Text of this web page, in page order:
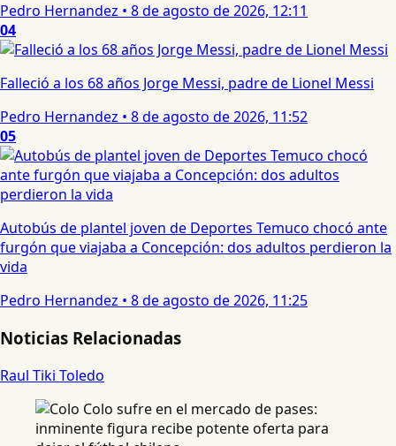
Pedro Hernandez • 8 de agosto de 2026, 12:11
04
Falleció a los 68 años Jorge Messi, padre de Lionel Messi
Pedro Hernandez • 8 de agosto de 2026, 11:52
05
Autobús de plantel joven de Deportes Temuco chocó ante
furgón que viajaba a Concepción: dos adultos perdieron la
vida
Pedro Hernandez • 8 de agosto de 2026, 11:25
Noticias Relacionadas
Raul Tiki Toledo